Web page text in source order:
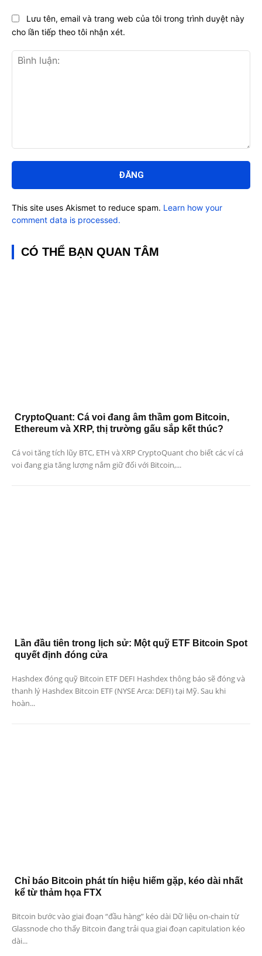
luận:
Lưu tên, email và trang web của tôi trong trình duyệt này
cho lần tiếp theo tôi nhận xét.
This site uses Akismet to reduce spam. Learn how your
comment data is processed.
CÓ THỂ BẠN QUAN TÂM
CryptoQuant: Cá voi đang âm thầm gom Bitcoin,
Ethereum và XRP, thị trường gấu sắp kết thúc?
Cá voi tăng tích lũy BTC, ETH và XRP CryptoQuant cho biết các ví cá
voi đang gia tăng lượng nắm giữ đối với Bitcoin,...
Lần đầu tiên trong lịch sử: Một quỹ ETF Bitcoin Spot
quyết định đóng cửa
Hashdex đóng quỹ Bitcoin ETF DEFI Hashdex thông báo sẽ đóng và
thanh lý Hashdex Bitcoin ETF (NYSE Arca: DEFI) tại Mỹ. Sau khi
hoàn...
Chỉ báo Bitcoin phát tín hiệu hiếm gặp, kéo dài nhất
kể từ thảm họa FTX
Bitcoin bước vào giai đoạn “đầu hàng” kéo dài Dữ liệu on-chain từ
Glassnode cho thấy Bitcoin đang trải qua giai đoạn capitulation kéo
dài...